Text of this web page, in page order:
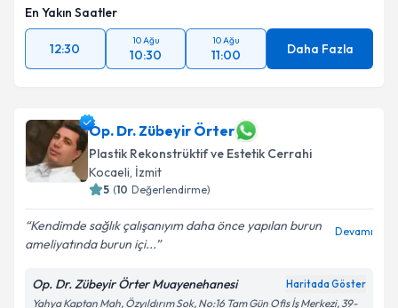
En Yakın Saatler
12:30
10 Ağu
10:30
10 Ağu
11:00 Daha Fazla
Op. Dr. Zübeyir Örter
Plastik Rekonstrüktif ve Estetik Cerrahi
Kocaeli, İzmit
5 (10 Değerlendirme)
Kendimde sağlık çalışanıyım daha önce yapılan burun
ameliyatında burun içi...
Devamı
Op. Dr. Zübeyir Örter Muayenehanesi Haritada Göster
Yahya Kaptan Mah, Özyıldırım Sok, No:16 Tam Gün Ofis İş Merkezi, 39-